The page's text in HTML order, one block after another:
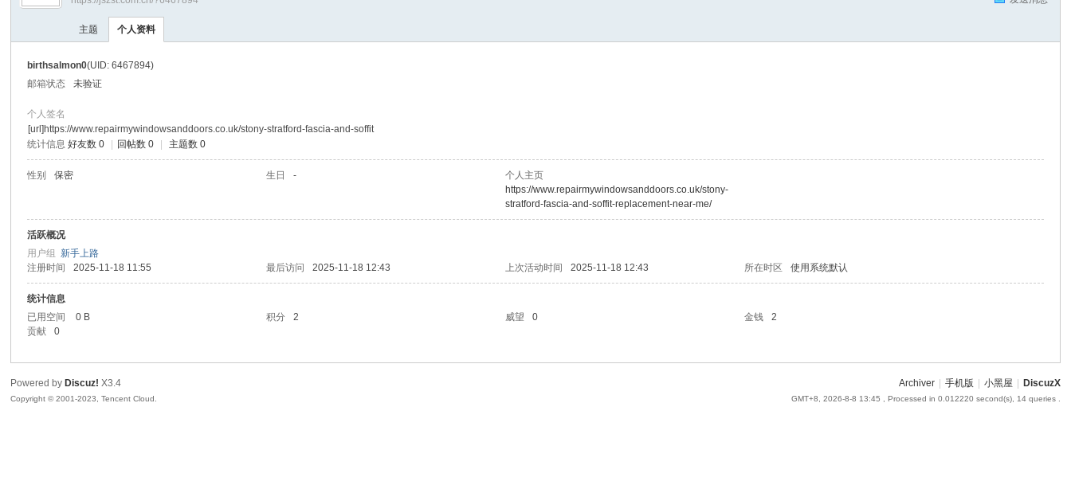
›
主题 个人资料
birthsalmon0(UID: 6467894)
邮箱状态
未验证
个人签名
[url]https://www.repairmywindowsanddoors.co.uk/stony-stratford-fascia-and-soffit
统计信息 好友数 0 回帖数 0 主题数 0
性别 保密 生日 -
个人主页
https://www.repairmywindowsanddoors.co.uk/stony-
stratford-fascia-and-soffit-replacement-near-me/
活跃概况
用户组新手上路
注册时间
2025-11-18 11:55 最后访问 2025-11-18 12:43 上次活动时间 2025-11-18 12:43 所在时区 使用系统默认
统计信息
已用空间
0 B 积分 2 威望 0 金钱
2
贡献
0
Archiver 手机版 小黑屋 DiscuzX
GMT+8, 2026-8-8 13:45 , Processed in 0.012220 second(s), 14 queries .
Powered by Discuz! X3.4
Copyright © 2001-2023, Tencent Cloud.